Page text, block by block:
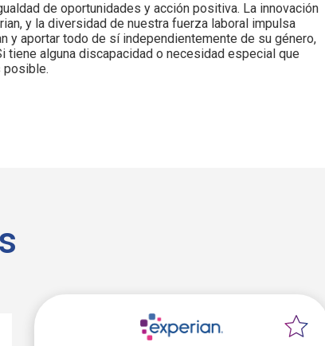
de oportunidades y acción positiva. La innovación
y la diversidad de nuestra fuerza laboral impulsa
y aportar todo de sí independientemente de su género,
tiene alguna discapacidad o necesidad especial que
posible.